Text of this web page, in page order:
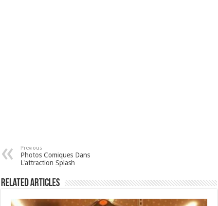
Previous
Photos Comiques Dans
L'attraction Splash
Related Articles